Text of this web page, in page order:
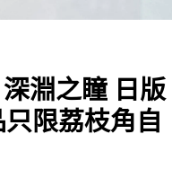
淵之瞳 日版
限荔枝角自